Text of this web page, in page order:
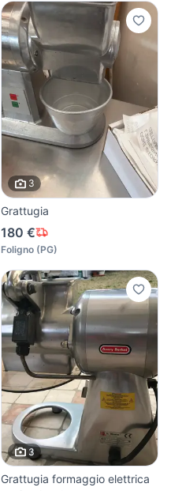
3
Grattugia
180 €
Foligno (PG)
3
Grattugia formaggio elettrica